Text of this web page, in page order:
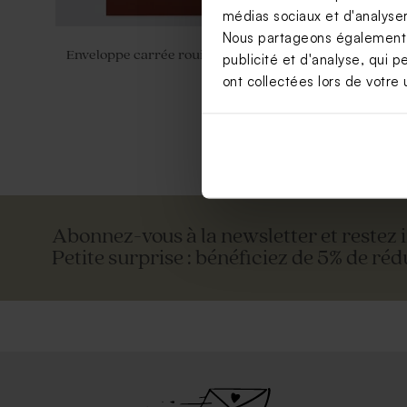
médias sociaux et
Nous partageons
publicité et d'analyse, qui
ont collectées lors de votre
Enveloppe carrée rouille Grande
Abonnez-vous à la newsletter et restez
Petite surprise : bénéficiez de 5% de